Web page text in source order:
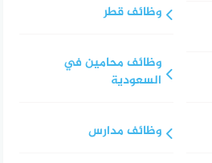
وظائف قطر
وظائف محامين في
السعودية
وظائف مدارس